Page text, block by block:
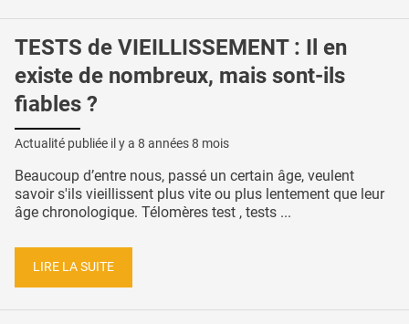
TESTS de VIEILLISSEMENT : Il en
existe de nombreux, mais sont-ils
fiables ?
Actualité publiée il y a 8 années 8 mois
Beaucoup d’entre nous, passé un certain âge, veulent
savoir s'ils vieillissent plus vite ou plus lentement que leur
âge chronologique. Télomères test , tests ...
LIRE LA SUITE